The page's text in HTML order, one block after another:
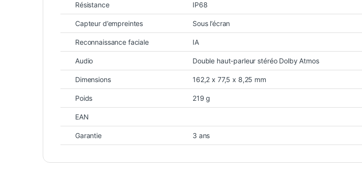
Résistance IP68
Capteur d’empreintes Sous l’écran
Reconnaissance faciale IA
Audio Double haut-parleur stéréo Dolby Atmos
Dimensions 162,2 x 77,5 x 8,25 mm
Poids 219 g
EAN
Garantie 3 ans